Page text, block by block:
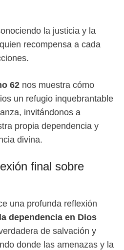
la justicia y la
recompensa a cada
62 nos muestra cómo
un refugio inquebrantable
invitándonos a
propia dependencia y
divina.
final sobre
una profunda reflexión
dependencia en Dios
de salvación y
donde las amenazas y la